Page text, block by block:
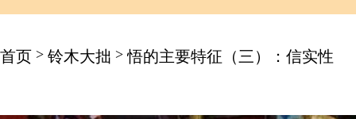
首页 > 铃木大拙 > 悟的主要特征（三）：信实性